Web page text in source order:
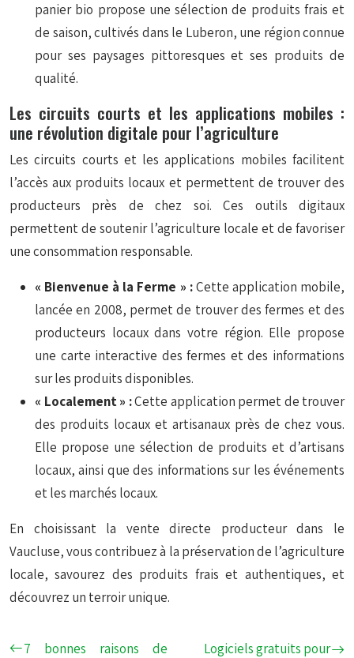
panier bio propose une sélection de produits frais et
de saison, cultivés dans le Luberon, une région connue
pour ses paysages pittoresques et ses produits de
qualité.
Les circuits courts et les applications mobiles :
une révolution digitale pour l’agriculture
Les circuits courts et les applications mobiles facilitent
l’accès aux produits locaux et permettent de trouver des
producteurs près de chez soi. Ces outils digitaux
permettent de soutenir l’agriculture locale et de favoriser
une consommation responsable.
« Bienvenue à la Ferme » :Cette application mobile,
lancée en 2008, permet de trouver des fermes et des
producteurs locaux dans votre région. Elle propose
une carte interactive des fermes et des informations
sur les produits disponibles.
« Localement » :Cette application permet de trouver
des produits locaux et artisanaux près de chez vous.
Elle propose une sélection de produits et d’artisans
locaux, ainsi que des informations sur les événements
et les marchés locaux.
En choisissant la vente directe producteur dans le
Vaucluse, vous contribuez à la préservation de l’agriculture
locale, savourez des produits frais et authentiques, et
découvrez un terroir unique.
7 bonnes raisons de
Logiciels gratuits pour